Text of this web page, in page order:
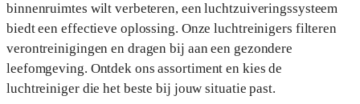
binnenruimtes wilt verbeteren, een luchtzuiveringssysteem
biedt een effectieve oplossing. Onze luchtreinigers filteren
verontreinigingen en dragen bij aan een gezondere
leefomgeving. Ontdek ons assortiment en kies de
luchtreiniger die het beste bij jouw situatie past.